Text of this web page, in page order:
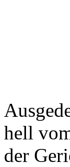
hell
der